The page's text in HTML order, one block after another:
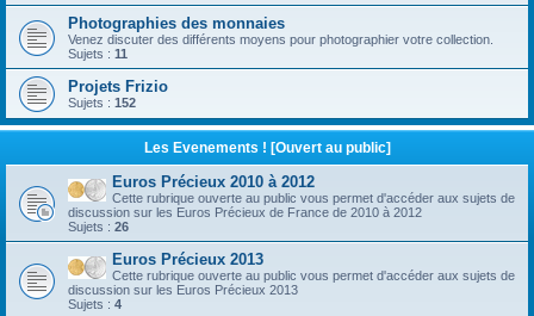
Photographies des monnaies
Venez discuter des différents moyens pour photographier votre collection.
Sujets : 11
Projets Frizio
Sujets : 152
Les Evenements ! [Ouvert au public]
Euros Précieux 2010 à 2012
Cette rubrique ouverte au public vous permet d'accéder aux sujets de
discussion sur les Euros Précieux de France de 2010 à 2012
Sujets : 26
Euros Précieux 2013
Cette rubrique ouverte au public vous permet d'accéder aux sujets de
discussion sur les Euros Précieux 2013
Sujets : 4